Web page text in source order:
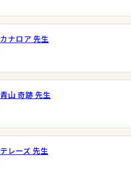
カナロア 先生
青山 奇跡先生
テレーズ 先生